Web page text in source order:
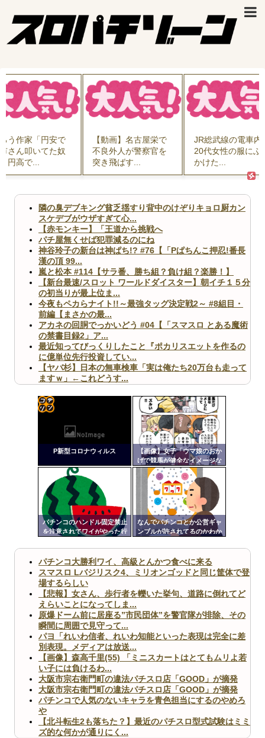
う作家「円安で
さん叩いてた奴
円高で...
【動画】名古屋栄で
不良外人が警察官を
突き飛ばす...
JR総武線の電車内
20代女性の服にぶ
かけた...
隣の臭デブキング貧乏揺すり背中のけぞりキョロ厨カン
スケデブがウザすぎて心...
【赤モンキー】「王道から挑戦へ
パチ屋無くせば犯罪減るのにね
神谷玲子の新台は神ぱち!? #76【「Pぱちんこ押忍!番長
漢の頂 99...
嵐と松本 #114【サラ番、勝ち組？負け組？楽勝！】
【新台最速/スロット ワールドダイスター】朝イチ１５分
の初当りが最上位ま...
今夜もペカらナイト!!～最強タッグ決定戦2～ #8組目・
前編【まさかの最...
アカネの回胴でっかいどう #04【「スマスロ とある魔術
の禁書目録2」ア...
最近知ってびっくりしたこと『ポカリスエットを作るの
に億単位先行投資してい...
【ヤバ杉】日本の無車検車「実は俺たち20万台も走って
ますｗ」←これどうす...
【画像】ペプシコーラ社、「こういうのでいいんだよ」
な新商品を発売
Powered by livedoor 相互RSS
P新型コロナウィルス
【画像】女子「ウマ娘のおか
げで競馬が健全なイメージな
のはおかしい！パチンコ
は？」
パチンコのハンドル固定禁止
を注意されてワイがやった行
なんでパチンコとか公営ギャ
ンブルが許されてるのかわか
ンク
自動
更新
ツー
パチンコ大勝利ワイ、高級とんかつ食べに来る
スマスロ Lバジリスク4、ミリオンゴッドと同じ筐体で登
場するらしい
【悲報】女さん、歩行者を轢いた挙句、道路に倒れてど
えらいことになってしま...
原爆ドーム前に居座る”市民団体”を警官隊が排除、その
瞬間に周囲で見守って...
パヨ「れいわ信者、れいわ知能といった表現は完全に差
別表現。メディアは放送...
【画像】森高千里(55) 「ミニスカートはとてもムリよ若
い子には負けるわ...
大阪市宗右衛門町の違法パチスロ店「GOOD」が摘発
大阪市宗右衛門町の違法パチスロ店「GOOD」が摘発
パチンコで人気のないキャラを青色担当にするのやめろ
や
【北斗転生2も落ちた？】最近のパチスロ型式試験はミミ
ズ的な何かが通りにく...